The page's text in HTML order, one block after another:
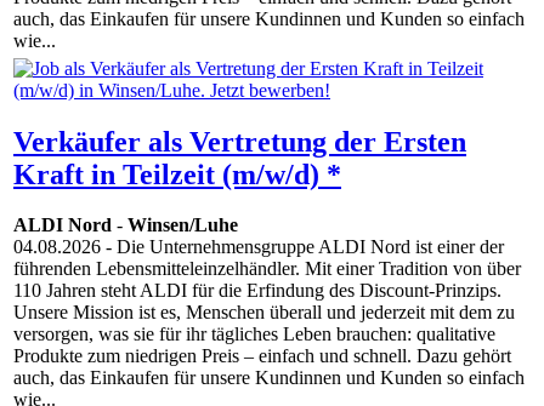
auch, das Einkaufen für unsere Kundinnen und Kunden so einfach
wie...
Verkäufer als Vertretung der Ersten
Kraft in Teilzeit (m/w/d) *
ALDI Nord - Winsen/Luhe
04.08.2026 - Die Unternehmensgruppe ALDI Nord ist einer der
führenden Lebensmitteleinzelhändler. Mit einer Tradition von über
110 Jahren steht ALDI für die Erfindung des Discount-Prinzips.
Unsere Mission ist es, Menschen überall und jederzeit mit dem zu
versorgen, was sie für ihr tägliches Leben brauchen: qualitative
Produkte zum niedrigen Preis – einfach und schnell. Dazu gehört
auch, das Einkaufen für unsere Kundinnen und Kunden so einfach
wie...